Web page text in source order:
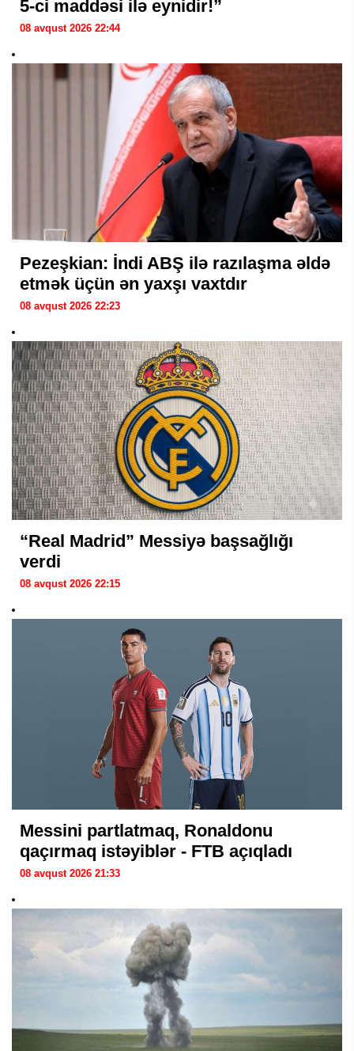
5-ci maddəsi ilə eynidir!”
08 avqust 2026 22:44
Pezeşkian: İndi ABŞ ilə razılaşma əldə
etmək üçün ən yaxşı vaxtdır
08 avqust 2026 22:23
“Real Madrid” Messiyə başsağlığı
verdi
08 avqust 2026 22:15
Messini partlatmaq, Ronaldonu
qaçırmaq istəyiblər - FTB açıqladı
08 avqust 2026 21:33